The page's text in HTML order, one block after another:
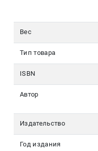
Вес
Тип товара
ISBN
Автор
Издательство
Год издания
magazin.ru